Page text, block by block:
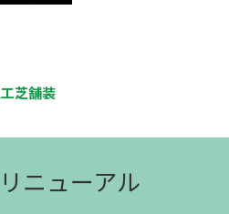
芝舗装
ニューアル